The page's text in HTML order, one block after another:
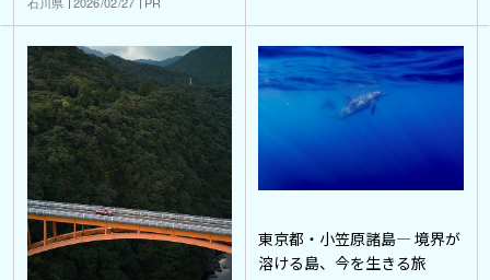
東京都・小笠原諸島― 境界が
溶ける島、今を生きる旅